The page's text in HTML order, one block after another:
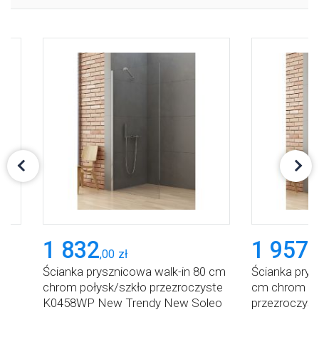
1 832,00 zł
Ścianka prysznicowa walk-in 80 cm
chrom połysk/szkło przezroczyste
K0458WP New Trendy New Soleo
1 957
Ścianka
cm chrom